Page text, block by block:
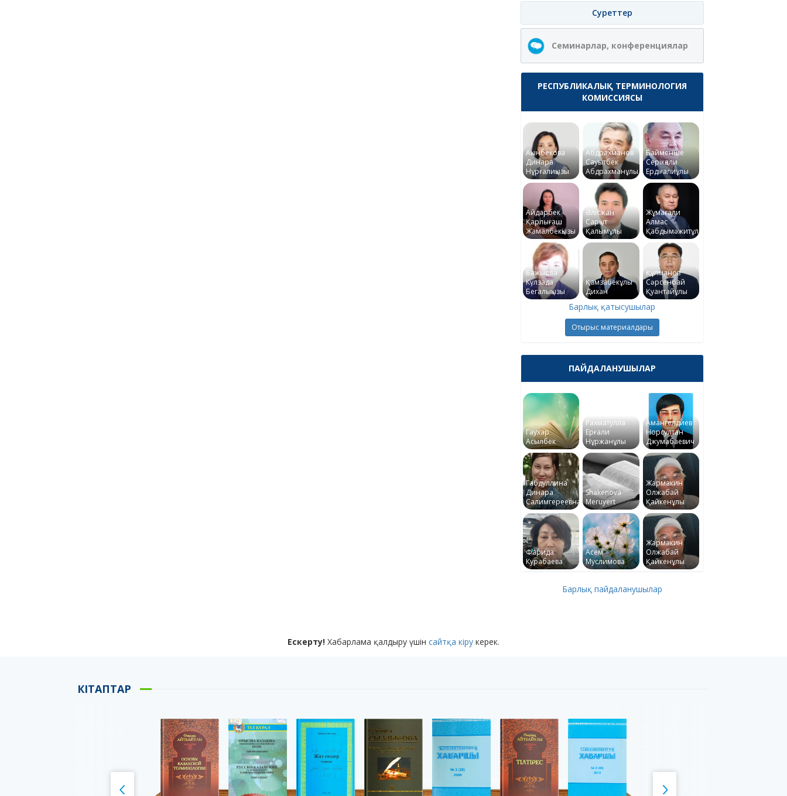
Суреттер
Семинарлар, конференциялар
РЕСПУБЛИКАЛЫҚ ТЕРМИНОЛОГИЯ
КОМИССИЯСЫ
Ақынбекова
Динара
Нұрғалиқызы
Абдрахманов
Сауытбек
Абдрахманұлы
Байменше
Серікқали
Ердіғалиұлы
Айдарбек
Қарлығаш
Жамалбекқызы
Әлісжан
Сарқыт
Қалымұлы
Жұмағали
Алмас
Қабдымәжитұлы
Бажықова
Күлзада
Бегалықызы
Қамзабекұлы
Дихан
Құлманов
Сәрсенбай
Қуантайұлы
Барлық қатысушылар
Отырыс материалдары
ПАЙДАЛАНУШЫЛАР
Гаухар
Асылбек
Рахматулла
Ерғали
Нұржанұлы
Амангелдиев
Норсултан
Джумабаевич
Габдуллина
Динара
Салимгереевна
Shakenova
Meruyert
Жармакин
Олжабай
Қайкенұлы
Фарида
Курабаева
Асем
Муслимова
Жармакин
Олжабай
Қайкенұлы
Барлық пайдаланушылар
Ескерту! Хабарлама қалдыру үшін сайтқа кіру керек.
КІТАПТАР